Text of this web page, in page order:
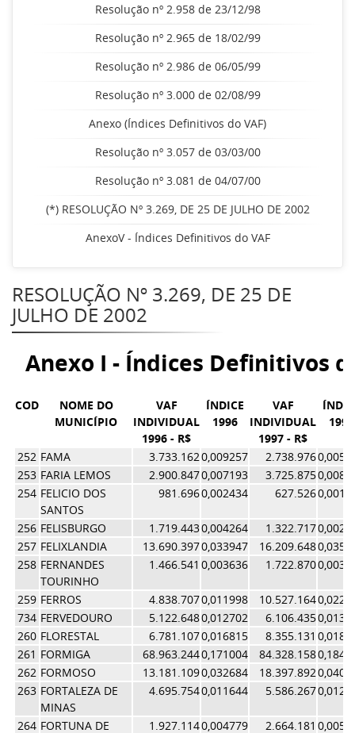
Resolução nº 2.958 de 23/12/98
Resolução nº 2.965 de 18/02/99
Resolução nº 2.986 de 06/05/99
Resolução nº 3.000 de 02/08/99
Anexo (Índices Definitivos do VAF)
Resolução nº 3.057 de 03/03/00
Resolução nº 3.081 de 04/07/00
(*) RESOLUÇÃO Nº 3.269, DE 25 DE JULHO DE 2002
AnexoV - Índices Definitivos do VAF
RESOLUÇÃO Nº 3.269, DE 25 DE
JULHO DE 2002
Anexo I - Índices Definitivos
COD
NOME DO
MUNICÍPIO
VAF
INDIVIDUAL
1996 - R$
ÍNDICE
1996
VAF
INDIVIDUAL
1997 - R$
1997
252 FAMA 3.733.1620,009257 2.738.976
253 FARIA LEMOS 2.900.8470,007193 3.725.875
254 FELICIO DOS
SANTOS
981.6960,002434 627.526
256 FELISBURGO 1.719.4430,004264 1.322.717
257 FELIXLANDIA 13.690.3970,033947 16.209.648
258 FERNANDES
TOURINHO
1.466.541 0,003636 1.722.870
259 FERROS 4.838.7070,011998 10.527.164
734 FERVEDOURO 5.122.6480,012702 6.106.435
260 FLORESTAL 6.781.1070,016815 8.355.131
261 FORMIGA 68.963.2440,171004 84.328.158
262 FORMOSO 13.181.1090,032684 18.397.892
263 FORTALEZA DE
MINAS
4.695.7540,011644 5.586.267
264 FORTUNA DE
1.927.1140,004779 2.664.181